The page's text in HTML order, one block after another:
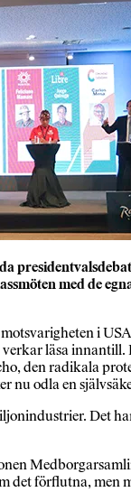
med de
i
läsa
den radikala
nu odla en
Det
det förflutna, men